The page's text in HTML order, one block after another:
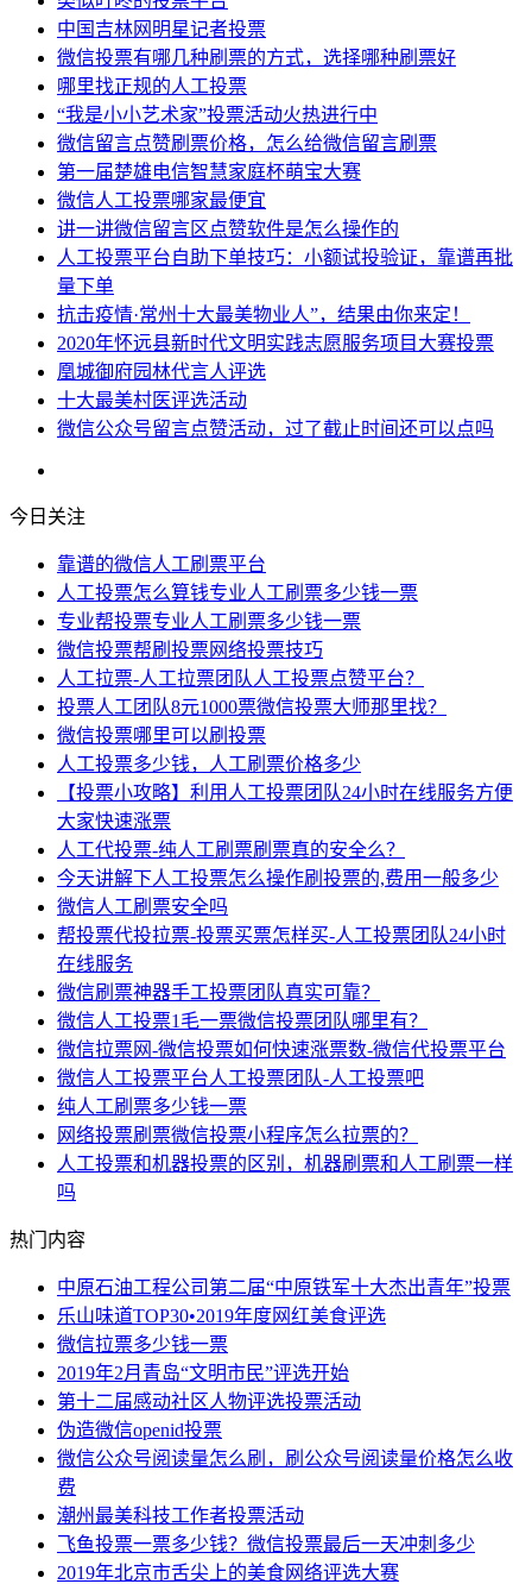
中国吉林网明星记者投票
微信投票有哪几种刷票的方式，选择哪种刷票好
哪里找正规的人工投票
“我是小小艺术家”投票活动火热进行中
微信留言点赞刷票价格，怎么给微信留言刷票
第一届楚雄电信智慧家庭杯萌宝大赛
微信人工投票哪家最便宜
讲一讲微信留言区点赞软件是怎么操作的
人工投票平台自助下单技巧：小额试投验证，靠谱再批
量下单
抗击疫情·常州十大最美物业人”，结果由你来定！
2020年怀远县新时代文明实践志愿服务项目大赛投票
凰城御府园林代言人评选
十大最美村医评选活动
微信公众号留言点赞活动，过了截止时间还可以点吗
今日关注
靠谱的微信人工刷票平台
人工投票怎么算钱专业人工刷票多少钱一票
专业帮投票专业人工刷票多少钱一票
微信投票帮刷投票网络投票技巧
人工拉票-人工拉票团队人工投票点赞平台？
投票人工团队8元1000票微信投票大师那里找？
微信投票哪里可以刷投票
人工投票多少钱，人工刷票价格多少
【投票小攻略】利用人工投票团队24小时在线服务方便
大家快速涨票
人工代投票-纯人工刷票刷票真的安全么？
今天讲解下人工投票怎么操作刷投票的,费用一般多少
微信人工刷票安全吗
帮投票代投拉票-投票买票怎样买-人工投票团队24小时
在线服务
微信刷票神器手工投票团队真实可靠？
微信人工投票1毛一票微信投票团队哪里有？
微信拉票网-微信投票如何快速涨票数-微信代投票平台
微信人工投票平台人工投票团队-人工投票吧
纯人工刷票多少钱一票
网络投票刷票微信投票小程序怎么拉票的？
人工投票和机器投票的区别，机器刷票和人工刷票一样
吗
热门内容
中原石油工程公司第二届“中原铁军十大杰出青年”投票
乐山味道TOP30•2019年度网红美食评选
微信拉票多少钱一票
2019年2月青岛“文明市民”评选开始
第十二届感动社区人物评选投票活动
伪造微信openid投票
微信公众号阅读量怎么刷，刷公众号阅读量价格怎么收
费
潮州最美科技工作者投票活动
飞鱼投票一票多少钱？微信投票最后一天冲刺多少
2019年北京市舌尖上的美食网络评选大赛